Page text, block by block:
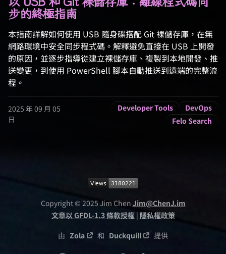
步的終極指南
本指南詳解如何使用 USB 隨身碟搭配 Git 裸儲存庫，在無
網路環境中安全同步程式碼。解釋避免直接在 USB 上開發
的原因，並逐步指導從建立裸儲存庫、複製到本地開發、推
送變更，到使用 PowerShell 腳本自動推送到遠端的完整流
程。
2025 年 09 月 05
日
Developer Tools
DevOps
Felo Search
Copyright © 2025 Jim Chen Jim@ChenJ.im
文章以 GFDL-1.3 條款授權| 隱私權政策
由 Zola 和 Duckquill 提供